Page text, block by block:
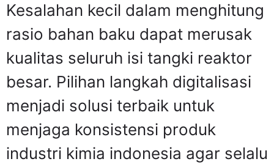
Kesalahan kecil dalam menghitung
rasio bahan baku dapat merusak
kualitas seluruh isi tangki reaktor
besar. Pilihan langkah digitalisasi
menjadi solusi terbaik untuk
menjaga konsistensi produk
industri kimia indonesia agar selalu